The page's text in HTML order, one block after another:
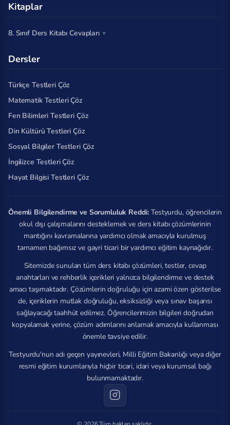
Kitaplar
8. Sınıf Ders Kitabı Cevapları
Dersler
Türkçe Testleri Çöz
Matematik Testleri Çöz
Fen Bilimleri Testleri Çöz
Din Kültürü Testleri Çöz
Sosyal Bilgiler Testleri Çöz
İngilizce Testleri Çöz
Hayat Bilgisi Testleri Çöz
Önemli Bilgilendirme ve Sorumluluk Reddi: Testyurdu, öğrencilerin
okul dışı çalışmalarını desteklemek ve ders kitabı çözümlerinin
mantığını kavramalarına yardımcı olmak amacıyla kurulmuş
tamamen bağımsız ve gayri ticari bir yardımcı eğitim kaynağıdır.
Sitemizde sunulan tüm ders kitabı çözümleri, testler, cevap
anahtarları ve rehberlik içerikleri yalnızca bilgilendirme ve destek
amacı taşımaktadır. Çözümlerin doğruluğu için azami özen gösterilse
de, içeriklerin mutlak doğruluğu, eksiksizliği veya sınav başarısı
sağlayacağı taahhüt edilmez. Öğrencilerimizin bilgileri doğrudan
kopyalamak yerine, çözüm adımlarını anlamak amacıyla kullanması
önemle tavsiye edilir.
Testyurdu'nun adı geçen yayınevleri, Milli Eğitim Bakanlığı veya diğer
resmi eğitim kurumlarıyla hiçbir ticari, idari veya kurumsal bağı
bulunmamaktadır.